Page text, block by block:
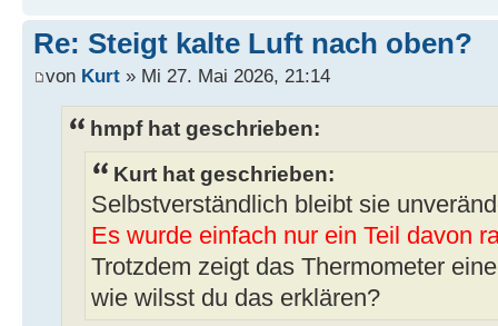
Re: Steigt kalte Luft nach oben?
von Kurt » Mi 27. Mai 2026, 21:14
hmpf hat geschrieben:
Kurt hat geschrieben:
Selbstverständlich bleibt sie
Es wurde einfach nur ein Teil davon
Trotzdem zeigt das Thermometer
wie wilsst du das erklären?